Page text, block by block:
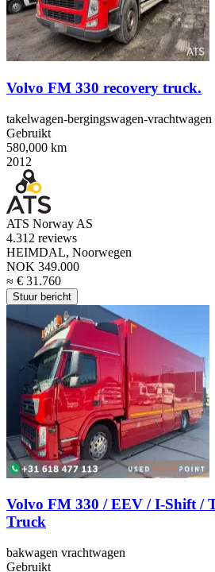
Volvo FM 330 recovery truck.
takelwagen-bergingswagen-vrachtwagen
Gebruikt
580,000 km
2012
ATS Norway AS
4.312 reviews
HEIMDAL, Noorwegen
NOK 349.000
≈ € 31.760
Stuur bericht
Volvo FM 330 / EEV / I-Shift /
Truck
bakwagen vrachtwagen
Gebruikt